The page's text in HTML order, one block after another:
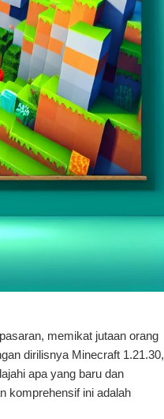
memikat jutaan orang
dirilisnya Minecraft 1.21.30,
apa yang baru dan
komprehensif ini adalah